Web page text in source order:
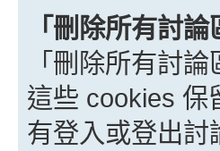
「刪除所有討
「刪除所有討
這些 cookies 保
有登入或登出討